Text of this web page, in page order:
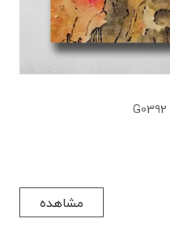
مشاهده